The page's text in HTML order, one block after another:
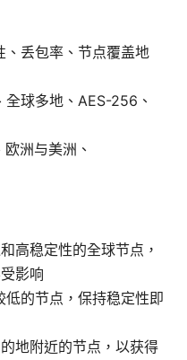
丢包率、节点覆盖地
球多地、AES-256、
洲与美洲、
高稳定性的全球节点，
影响
的节点，保持稳定性即
地附近的节点，以获得